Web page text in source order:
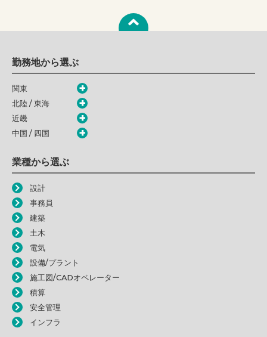
勤務地から選ぶ
関東
北陸 / 東海
近畿
中国 / 四国
業種から選ぶ
設計
事務員
建築
土木
電気
設備/プラント
施工図/CADオペレーター
積算
安全管理
インフラ